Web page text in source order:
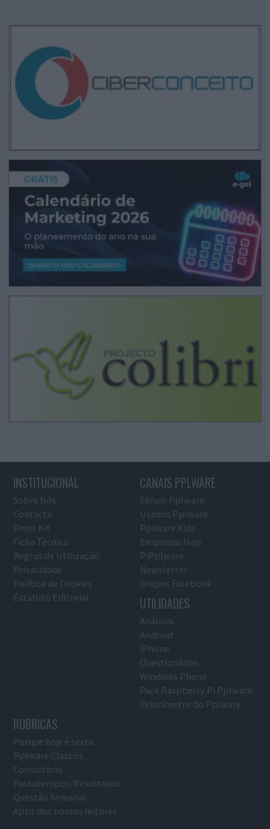
INSTITUCIONAL
Sobre Nós
Contacto
Press Kit
Ficha Técnica
Regras de Utilização
Privacidade
Política de Cookies
Estatuto Editorial
CANAIS PPLWARE
Fórum Pplware
Usados Pplware
Pplware Kids
Empresas Hoje
PiPplware
Newsletter
Grupos Facebook
UTILIDADES
Análises
Android
iPhone
Questionários
Windows Phone
Pack Raspberry Pi Pplware
Velocímetro do Pplware
RUBRICAS
Porque hoje é sexta
Pplware Classics…
Consultório
Passatempos/Resultados
Questão Semanal
Apps dos nossos leitores